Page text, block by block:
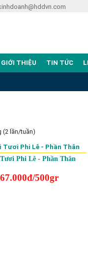
GIỚI THIỆU TIN TỨC
(2 lần/tuần)
Phi Lê - Phần Thân
500gr